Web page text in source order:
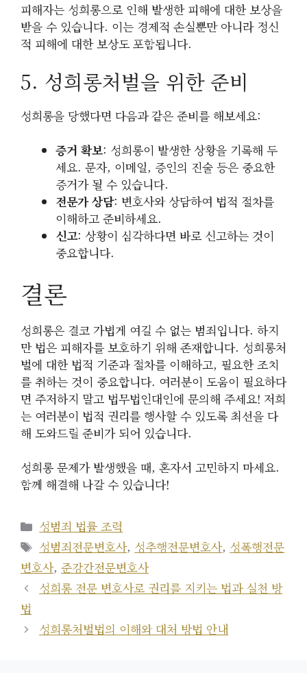
피해자는 성희롱으로 인해 발생한 피해에 대한 보상을
받을 수 있습니다. 이는 경제적 손실뿐만 아니라 정신
적 피해에 대한 보상도 포함됩니다.
5. 성희롱처벌을 위한 준비
성희롱을 당했다면 다음과 같은 준비를 해보세요:
증거 확보: 성희롱이 발생한 상황을 기록해 두
세요. 문자, 이메일, 증인의 진술 등은 중요한
증거가 될 수 있습니다.
전문가 상담: 변호사와 상담하여 법적 절차를
이해하고 준비하세요.
신고: 상황이 심각하다면 바로 신고하는 것이
중요합니다.
결론
성희롱은 결코 가볍게 여길 수 없는 범죄입니다. 하지
만 법은 피해자를 보호하기 위해 존재합니다. 성희롱처
벌에 대한 법적 기준과 절차를 이해하고, 필요한 조치
를 취하는 것이 중요합니다. 여러분이 도움이 필요하다
면 주저하지 말고 법무법인대인에 문의해 주세요! 저희
는 여러분이 법적 권리를 행사할 수 있도록 최선을 다
해 도와드릴 준비가 되어 있습니다.
성희롱 문제가 발생했을 때, 혼자서 고민하지 마세요.
함께 해결해 나갈 수 있습니다!
카
테
고
리
성범죄 법률 조력
태
그
성범죄전문변호사, 성추행전문변호사, 성폭행전문
변호사, 준강간전문변호사
성희롱 전문 변호사로 권리를 지키는 법과 실천 방
법
성희롱처벌법의 이해와 대처 방법 안내